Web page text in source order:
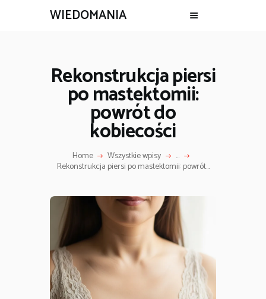
WIEDOMANIA
Rekonstrukcja piersi
po mastektomii:
powrót do
kobiecości
Home Wszystkie wpisy ...
Rekonstrukcja piersi po mastektomii: powrót...